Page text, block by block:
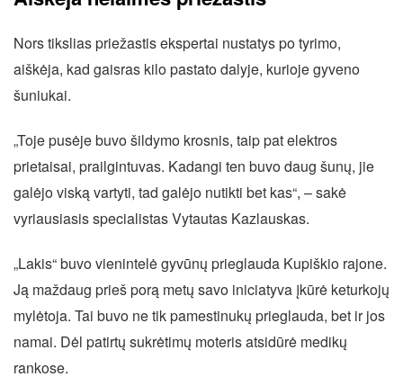
Nors tikslias priežastis ekspertai nustatys po tyrimo,
aiškėja, kad gaisras kilo pastato dalyje, kurioje gyveno
šuniukai.
„Toje pusėje buvo šildymo krosnis, taip pat elektros
prietaisai, prailgintuvas. Kadangi ten buvo daug šunų, jie
galėjo viską vartyti, tad galėjo nutikti bet kas“, – sakė
vyriausiasis specialistas Vytautas Kazlauskas.
„Lakis“ buvo vienintelė gyvūnų prieglauda Kupiškio rajone.
Ją maždaug prieš porą metų savo iniciatyva įkūrė keturkojų
mylėtoja. Tai buvo ne tik pamestinukų prieglauda, bet ir jos
namai. Dėl patirtų sukrėtimų moteris atsidūrė medikų
rankose.